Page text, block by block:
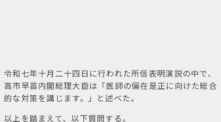
令和七年十月二十四日に行われた所信表明演説の中で、
高市早苗内閣総理大臣は「医師の偏在是正に向けた総合
的な対策を講じます。」と述べた。
以上を踏まえて、以下質問する。